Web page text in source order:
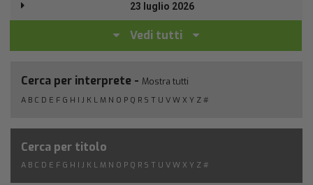
23 luglio 2026
Vedi tutti
Cerca per interprete - Mostra tutti
A B C D E F G H I J K L M N O P Q R S T U V W X Y Z #
Cerca per titolo
A B C D E F G H I J K L M N O P Q R S T U V W X Y Z #